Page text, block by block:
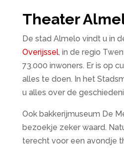
Theater
De stad Almelo vindt u in
Overijssel, in de regio
73.000 inwoners. Er is op
alles te doen. In het
u alles over de
Ook bakkerijmuseum De
bezoekje zeker waard.
terecht voor een avondje